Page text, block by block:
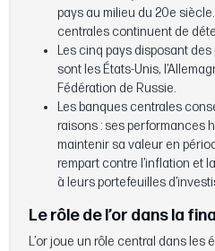
pays au milieu du 20e
centrales continuent de
Les cinq pays disposant
sont les États-Unis,
Fédération de Russie.
Les banques centrales
raisons : ses performances
maintenir sa valeur en
rempart contre l’inflation et
à leurs portefeuilles
Le rôle de l’or dans la
L’or joue un rôle central dans les